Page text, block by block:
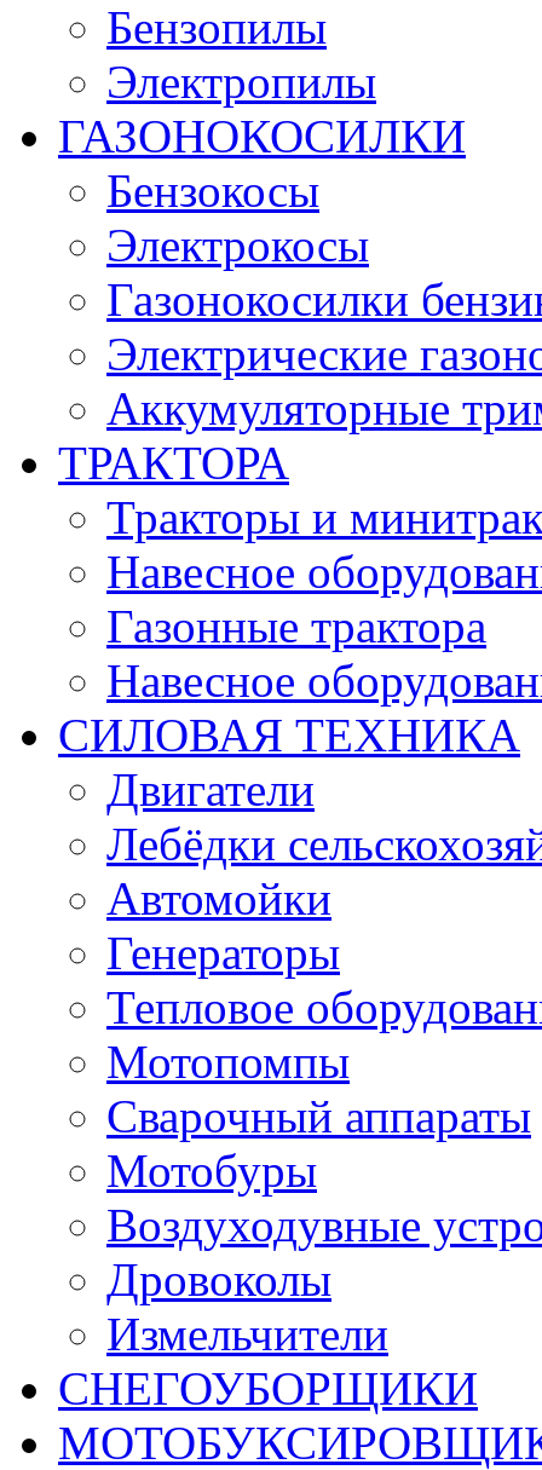
Бензопилы
Электропилы
ГАЗОНОКОСИЛКИ
Бензокосы
Электрокосы
Газонокосилки
Электрические
Аккумуляторные
ТРАКТОРА
Тракторы и
Навесное
Газонные трактора
Навесное
СИЛОВАЯ ТЕХНИКА
Двигатели
Лебёдки
Автомойки
Генераторы
Тепловое
Мотопомпы
Сварочный аппараты
Мотобуры
Воздуходувные
Дровоколы
Измельчители
СНЕГОУБОРЩИКИ